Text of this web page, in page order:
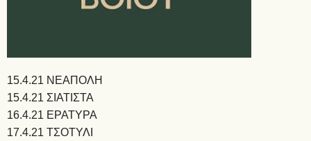
15.4.21 ΝΕΑΠΟΛΗ
15.4.21 ΣΙΑΤΙΣΤΑ
16.4.21 ΕΡΑΤΥΡΑ
17.4.21 ΤΣΟΤΥΛΙ